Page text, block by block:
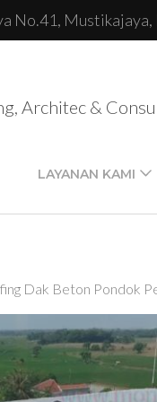
No.41, Mustikajaya,
Architec &
LAYANAN KAMI
Dak Beton Pondok